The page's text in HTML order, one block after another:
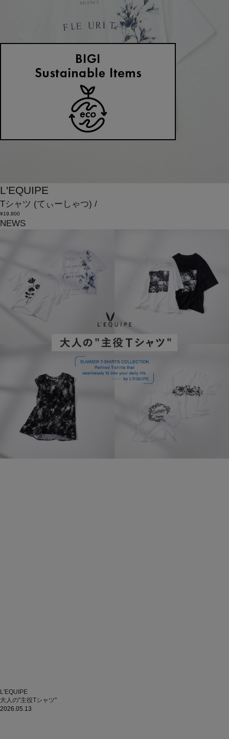
L'EQUIPE
Tシャツ (てぃーしゃつ) /
¥19,800
NEWS
L'EQUIPE
大人の"主役Tシャツ"
2026.05.13